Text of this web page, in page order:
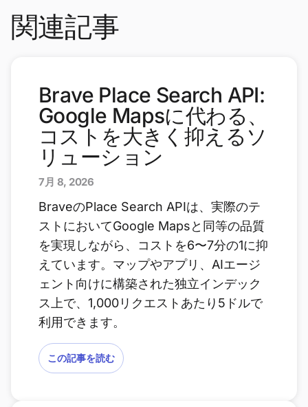
関連記事
Brave Place Search API:
Google Mapsに代わる、
コストを大きく抑えるソ
リューション
7月 8, 2026
BraveのPlace Search APIは、実際のテ
ストにおいてGoogle Mapsと同等の品質
を実現しながら、コストを6〜7分の1に抑
えています。マップやアプリ、AIエージ
ェント向けに構築された独立インデック
ス上で、1,000リクエストあたり5ドルで
利用できます。
この記事を読む